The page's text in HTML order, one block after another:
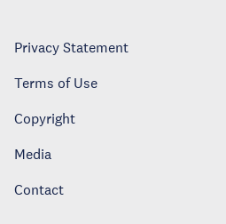
Privacy Statement
Terms of Use
Copyright
Media
Contact